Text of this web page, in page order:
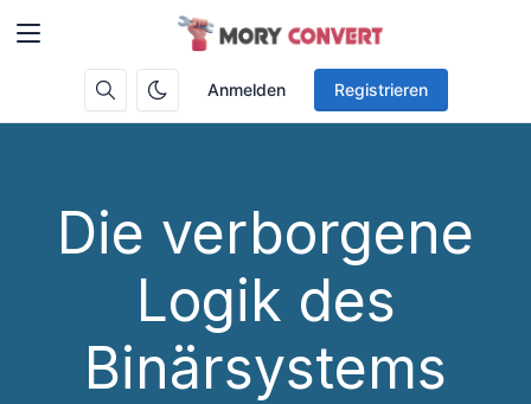
Anmelden Registrieren
Die verborgene
Logik des
Binärsystems